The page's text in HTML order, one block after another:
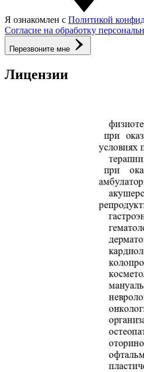
Я ознакомлен с Политикой
Согласие на обработку
Перезвоните мне
Лицензии